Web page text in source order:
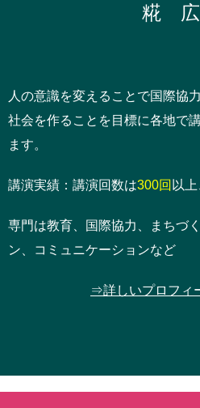
糀 広
人の意識を変えることで国際協
社会を作ることを目標に各地で
ます。
講演実績：講演回数は300回 以
専門は教育、国際協力、まちづ
ン、コミュニケーションなど
⇒詳しいプロフィ